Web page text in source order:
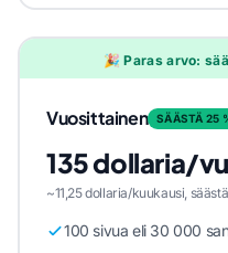
🎉 Paras arvo:
Vuosittainen SÄÄSTÄ 25
135 dollaria/
~11,25 dollaria/kuukausi,
100 sivua eli 30 000